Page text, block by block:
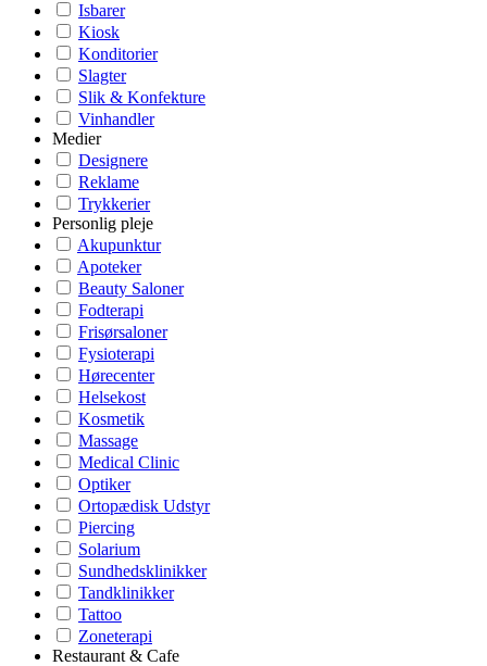
Isbarer
Kiosk
Konditorier
Slagter
Slik & Konfekture
Vinhandler
Medier
Designere
Reklame
Trykkerier
Personlig pleje
Akupunktur
Apoteker
Beauty Saloner
Fodterapi
Frisørsaloner
Fysioterapi
Hørecenter
Helsekost
Kosmetik
Massage
Medical Clinic
Optiker
Ortopædisk Udstyr
Piercing
Solarium
Sundhedsklinikker
Tandklinikker
Tattoo
Zoneterapi
Restaurant & Cafe